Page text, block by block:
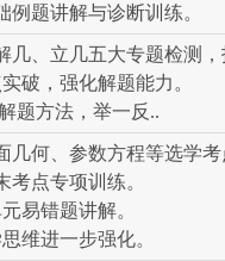
例题讲解与诊断训练。
几、立几五大专题检测
破，强化解题能力。
题方法，举一反..
几何、参数方程等选学考
考点专项训练。
易错题讲解。
维进一步强化。